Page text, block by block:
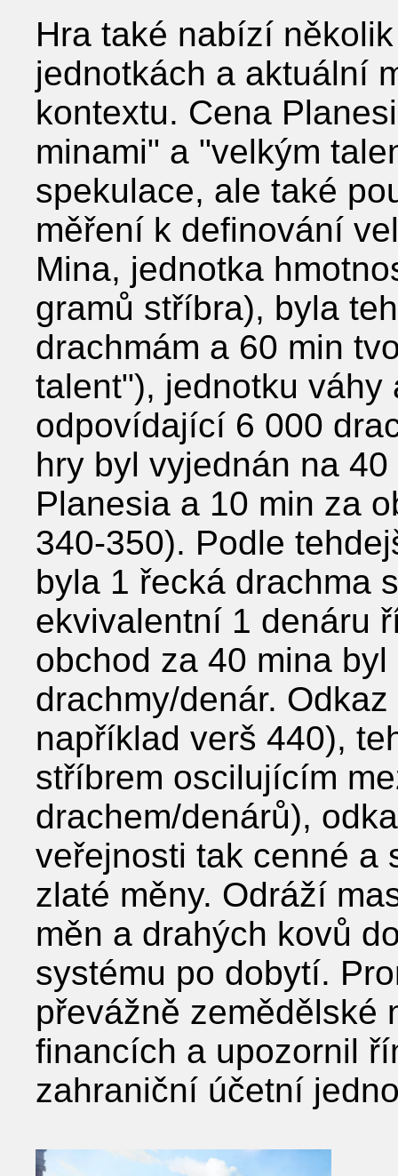
Hra také nabízí
jednotkách a aktuální
kontextu. Cena
minami" a "velkým
spekulace, ale také
měření k definování
Mina, jednotka
gramů stříbra), byla
drachmám a 60 min
talent"), jednotku váhy
odpovídající 6 000
hry byl vyjednán na
Planesia a 10 min za
340-350). Podle
byla 1 řecká drachma
ekvivalentní 1 denáru
obchod za 40 mina
drachmy/denár.
například verš 440),
stříbrem oscilujícím
drachem/denárů),
veřejnosti tak cenné a
zlaté měny. Odráží
měn a drahých kovů
systému po dobytí.
převážně zemědělské
financích a upozornil
zahraniční účetní